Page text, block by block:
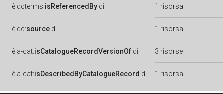
è dcterms:isReferencedBy di 1 risorsa
è dc:source di 1 risorsa
è a-cat:isCatalogueRecordVersionOf di 3 risorse
è a-cat:isDescribedByCatalogueRecord di 1 risorsa